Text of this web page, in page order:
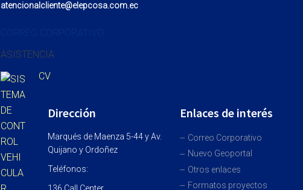
atencionalcliente@elepcosa.com.ec
ASISTENCIA
CV
Dirección
Marqués de Maenza 5-44 y Av.
Quijano y Ordoñez
Teléfonos:
Enlaces de interés
Correo Corporativo
Nuevo Geoportal
Otros enlaces
Formatos proyectos